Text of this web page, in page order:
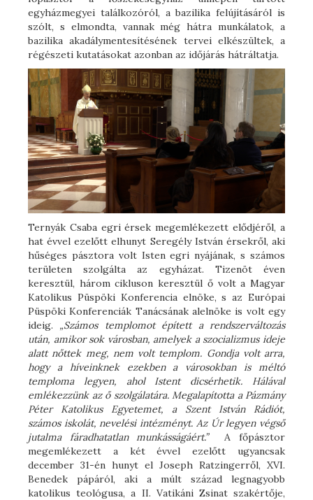
egyházmegyei találkozóról, a bazilika felújításáról is
szólt, s elmondta, vannak még hátra munkálatok, a
bazilika akadálymentesítésének tervei elkészültek, a
régészeti kutatásokat azonban az időjárás hátráltatja.
Ternyák Csaba egri érsek megemlékezett elődjéről, a
hat évvel ezelőtt elhunyt Seregély István érsekről, aki
hűséges pásztora volt Isten egri nyájának, s számos
területen szolgálta az egyházat. Tizenöt éven
keresztül, három cikluson keresztül ő volt a Magyar
Katolikus Püspöki Konferencia elnöke, s az Európai
Püspöki Konferenciák Tanácsának alelnöke is volt egy
ideig. „Számos templomot épített a rendszerváltozás
után, amikor sok városban, amelyek a szocializmus ideje
alatt nőttek meg, nem volt templom. Gondja volt arra,
hogy a híveinknek ezekben a városokban is méltó
temploma legyen, ahol Istent dicsérhetik. Hálával
emlékezzünk az ő szolgálatára. Megalapította a Pázmány
Péter Katolikus Egyetemet, a Szent István Rádiót,
számos iskolát, nevelési intézményt. Az Úr legyen végső
jutalma fáradhatatlan munkásságáért.”
A főpásztor
megemlékezett a két évvel ezelőtt ugyancsak
december 31-én hunyt el Joseph Ratzingerről, XVI.
Benedek pápáról, aki a múlt század legnagyobb
katolikus teológusa, a II. Vatikáni Zsinat szakértője,